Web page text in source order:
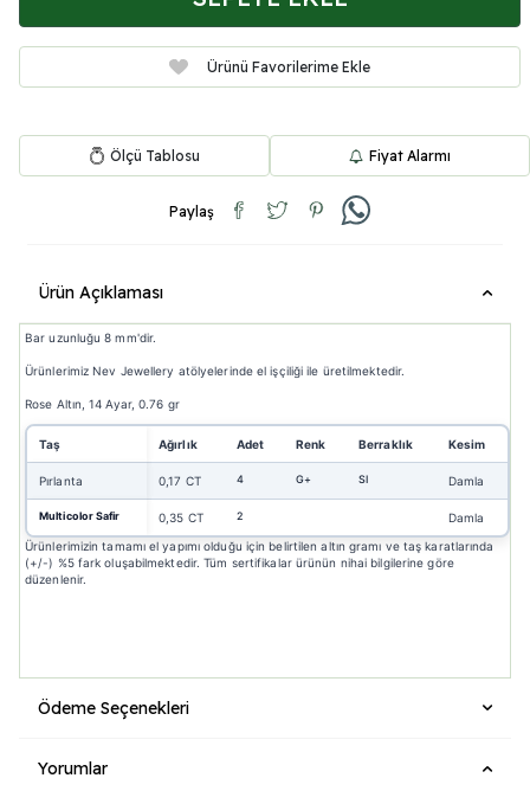
Ürünü Favorilerime Ekle
Ölçü Tablosu Fiyat Alarmı
Paylaş
Ürün Açıklaması
Bar uzunluğu 8 mm'dir.
Ürünlerimiz Nev Jewellery atölyelerinde el işçiliği ile üretilmektedir.
Rose Altın, 14 Ayar, 0.76 gr
Taş Ağırlık Adet Renk Berraklık Kesim
Pırlanta 0,17 CT 4 G+ SI Damla
Multicolor Safir 0,35 CT 2
Damla
Ürünlerimizin tamamı el yapımı olduğu için belirtilen altın gramı ve taş karatlarında
(+/-) %5 fark oluşabilmektedir. Tüm sertifikalar ürünün nihai bilgilerine göre
düzenlenir.
Ödeme Seçenekleri
Yorumlar